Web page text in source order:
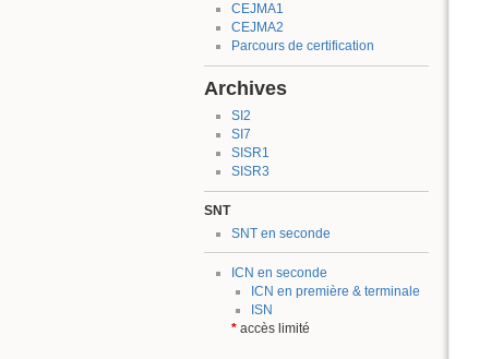
CEJMA1
CEJMA2
Parcours de certification
Archives
SI2
SI7
SISR1
SISR3
SNT
SNT en seconde
ICN en seconde
ICN en première & terminale
ISN
*accès limité